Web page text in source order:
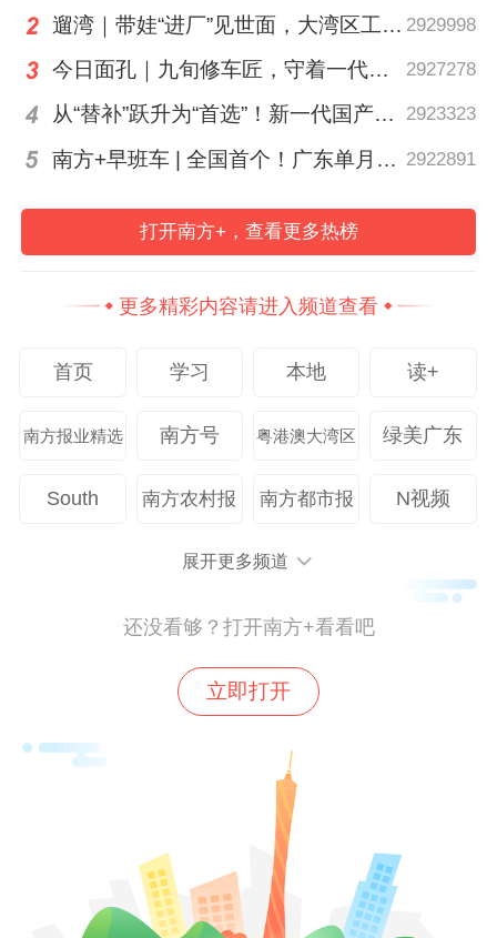
“鹅腿阿姨”塌房
0%
4名游客吃潮汕火锅写5000字差评
1点点食品安全问题
博士邀餐馆老板拍毕业照
“老乡鸡”致歉增设宠物屋
莫氏鸡煲日销不足20只
0%
免费试吃差评被“挂门”
Seesaw精品咖啡破产清算
请在微信或者南方+客户端内投票
TOP1. “鹅腿阿姨”塌房
遛湾｜带娃“进厂”见世面，大湾区工业研学攻略请查收 2929998
今日面孔｜九旬修车匠，守着一代又一代车轮转 2927278
从“替补”跃升为“首选”！新一代国产核心工业软件加速冲高端 2923323
南方+早班车 | 全国首个！广东单月用电量突破千亿千瓦时 2922891
打开南方+，查看更多热榜
更多精彩内容请进入频道查看
首页 学习 本地 读+
南方报业精选 南方号 粤港澳大湾区 绿美广东
South 南方农村报 南方都市报 N视频
展开更多频道
还没看够？打开南方+看看吧
立即打开